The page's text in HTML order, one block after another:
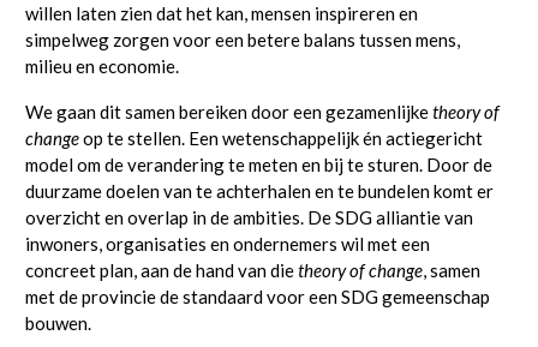
willen laten zien dat het kan, mensen inspireren en
simpelweg zorgen voor een betere balans tussen mens,
milieu en economie.
We gaan dit samen bereiken door een gezamenlijketheory of
changeop te stellen. Een wetenschappelijk én actiegericht
model om de verandering te meten en bij te sturen. Door de
duurzame doelen van te achterhalen en te bundelen komt er
overzicht en overlap in de ambities. De SDG alliantie van
inwoners, organisaties en ondernemers wil met een
concreet plan, aan de hand van dietheory of change, samen
met de provincie de standaard voor een SDG gemeenschap
bouwen.